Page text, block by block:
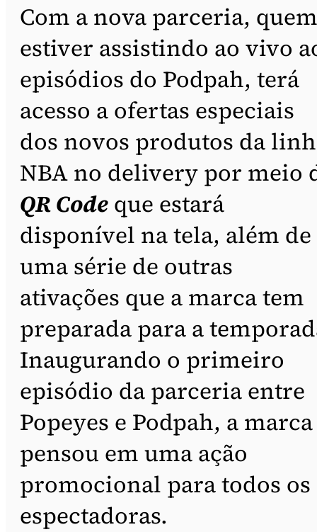
Com a nova parceria, quem
estiver assistindo ao vivo
episódios do Podpah, terá
acesso a ofertas especiais
dos novos produtos da
NBA no delivery por meio
QR Code que estará
disponível na tela, além de
uma série de outras
ativações que a marca tem
preparada para a
Inaugurando o primeiro
episódio da parceria entre
Popeyes e Podpah, a marca
pensou em uma ação
promocional para todos os
espectadoras.